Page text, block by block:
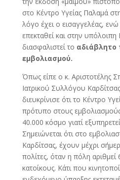
στο Κέντρο Υγείας Παλαμά
λόγο έχει ο εισαγγελέας,
επεκταθεί και στην
διασφαλιστεί το αδιάβλητο
εμβολιασμού.
Όπως είπε ο κ. Αριστοτέλης
Ιατρικού Συλλόγου
διευκρίνισε ότι το Κέντρο
πρότυπο στους
40.000 κόσμο γιατί
Σημειώνεται ότι στο
Καρδίτσας, έχουν μέχρι
πολίτες, όταν η πόλη αριθμεί
κατοίκους. Κάτι που